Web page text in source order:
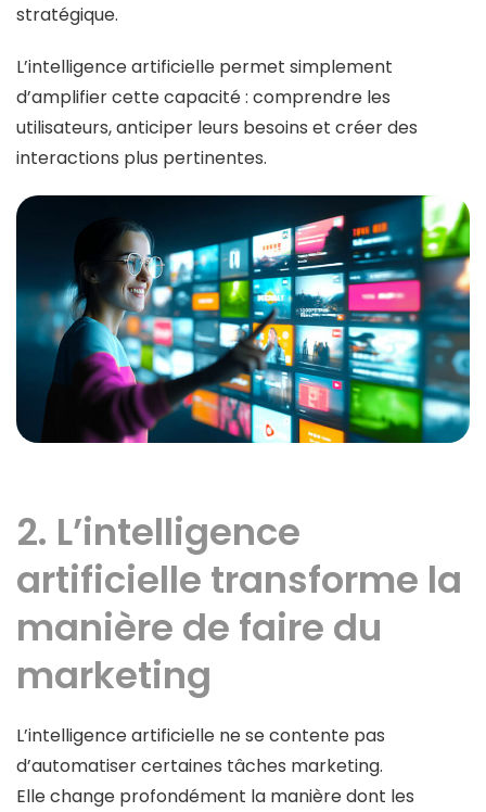
stratégique.
L’intelligence artificielle permet simplement
d’amplifier cette capacité : comprendre les
utilisateurs, anticiper leurs besoins et créer des
interactions plus pertinentes.
2. L’intelligence
artificielle transforme la
manière de faire du
marketing
L’intelligence artificielle ne se contente pas
d’automatiser certaines tâches marketing.
Elle change profondément la manière dont les